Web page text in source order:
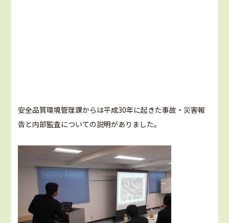
安全品質環境管理課からは平成30年に起きた事故・災害報
告と内部監査についての説明がありました。